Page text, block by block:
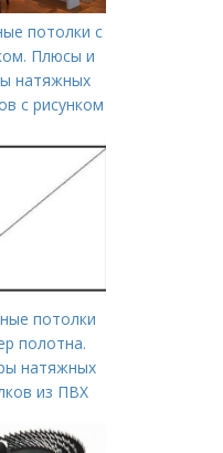
потолки с
Плюсы и
натяжных
с рисунком
потолки
полотна.
натяжных
из ПВХ